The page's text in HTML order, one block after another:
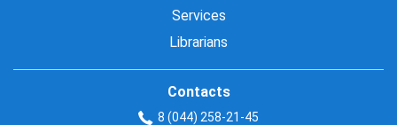
Services
Librarians
Contacts
8 (044) 258-21-45